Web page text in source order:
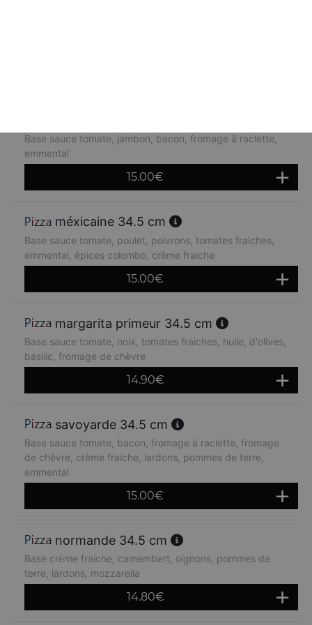
Base sauce tomate, jambon, bacon, fromage à raclette,
emmental
15.00€
méxicaine 34.5 cm
Base sauce tomate, poulet, poivrons, tomates fraiches,
emmental, épices colombo, crème fraiche
15.00€
margarita primeur 34.5 cm
Base sauce tomate, noix, tomates fraiches, huile, d'olives,
basilic, fromage de chèvre
14.90€
savoyarde 34.5 cm
Base sauce tomate, bacon, fromage à raclette, fromage
de chèvre, crème fraiche, lardons, pommes de terre,
emmental
15.00€
normande 34.5 cm
Base crème fraiche, camembert, oignons, pommes de
terre, lardons, mozzarella
14.80€